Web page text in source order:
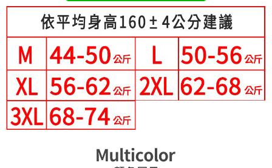
1.分期款項不併入電信帳單，「大哥付你分期」於每月結算日後寄送繳費提
醒簡訊。
2.透過簡訊連結打開帳單後，可選擇「超商條碼／台灣大直營門市／銀行轉
帳／街口支付／iPASS MONEY」等通路繳費。
【注意事項】
1.本服務係由「台灣大哥大股份有限公司」（以下簡稱本公司）所提供，讓
用戶於交易時，得透過本服務購買商品或服務，並由商店將買賣／分期付款
買賣價金債權讓與本公司後，依約使用本公司帳單繳交帳款。
2.基於同意付款使用「大哥付你分期」之契約關係目的，商店將以您的個人
資料（包含姓名、電話或地址）提供予台灣大哥大進項蒐集、處理及利用，
由本公司與您本人進行分期帳單所需資料之確認、核對及更正。
【「AFTEE先享後付」結帳流程】
１．於結帳方式選擇「AFTEE先享後付」後，將跳轉至「AFTEE先享後付」
結帳頁面，進行簡訊認證並確認金額後，即可完成結帳。
３．收到繳費通知簡訊後14天內，點擊此簡訊中的連結，可透過四大超商／
ATM／網路銀行／等多元方式進行付款，方視為交易完成。
※ 請注意：結帳手續完成當下不需立刻繳費，但若您需要取消訂單，請聯絡
購買商品的店家。未經商家同意取消之訂單仍視為有效，需透過AFTEE先享
後付繳納相關費用。
※ 交易是否成功請以「AFTEE先享後付 」之結帳頁面顯示為準，若有關於
是否繳費成功／繳費後需取消欲退款等相關疑問，請聯繫「AFTEE先享後付
客戶支援中心」https://netprotections.freshdesk.com/support/home
１．透過由恩沛科技股份有限公司提供之「AFTEE先享後付」服務完成之交
運送方式
全家付款取貨
每筆NT$80，滿NT$699(含以上)免運費
付款後全家取貨
每筆NT$80，滿NT$699(含以上)免運費
付款後萊爾富取貨
每筆NT$80，滿NT$699(含以上)免運費
每筆NT$80，滿NT$699(含以上)免運費